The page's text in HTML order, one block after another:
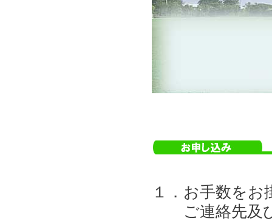
１．お手数を
ご連絡先及